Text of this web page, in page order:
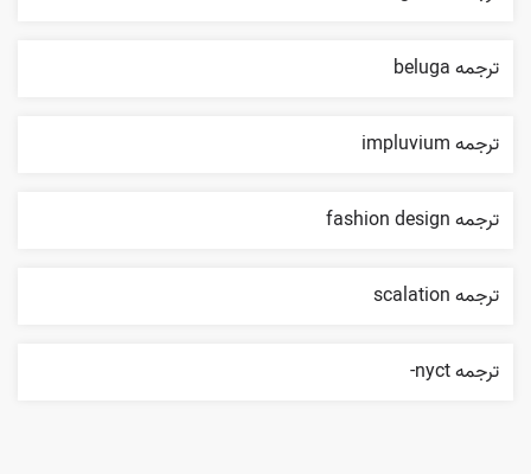
ترجمه beluga
ترجمه impluvium
ترجمه fashion design
ترجمه scalation
ترجمه nyct-